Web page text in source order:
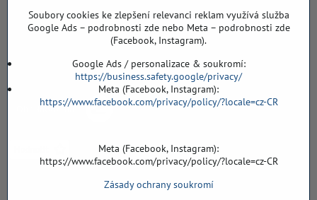
podlahyALFA​@seznam​.cz
Soubory cookies ke zlepšení relevanci reklam využívá služba
Google Ads – podrobnosti zde nebo Meta – podrobnosti zde
(Facebook, Instagram).
Google Ads / personalizace & soukromí:
https://business.safety.google/privacy/
Meta (Facebook, Instagram):
https://www.facebook.com/privacy/policy/?locale=cz-CR
Meta (Facebook, Instagram):
https://www.facebook.com/privacy/policy/?locale=cz-CR
Zásady ochrany soukromí